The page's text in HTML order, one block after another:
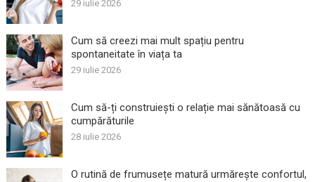
29 iulie 2026
Cum să creezi mai mult spațiu pentru
spontaneitate în viața ta
29 iulie 2026
Cum să-ți construiești o relație mai sănătoasă cu
cumpărăturile
28 iulie 2026
O rutină de frumusețe matură urmărește confortul,